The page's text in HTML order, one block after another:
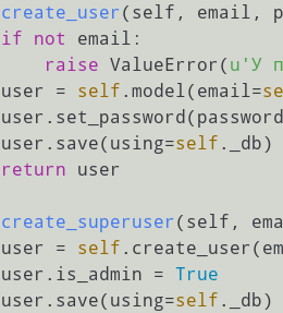
create_user ( self, email,
if
not
email:
raise ValueError( u'У
        user =
self .model(email=
        user.save(using=
self ._db)
return user
create_superuser ( self,
        user =
self
        user.is_admin =
True
        user.save(using=
self ._db)